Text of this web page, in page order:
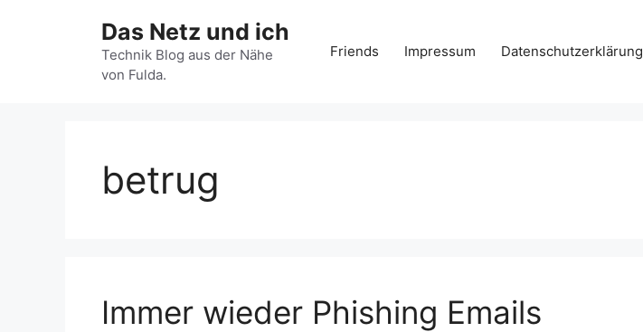
Das Netz und ich
Technik Blog aus der Nähe
von Fulda.
Friends Impressum Datenschutzerklärung
betrug
Immer wieder Phishing Emails